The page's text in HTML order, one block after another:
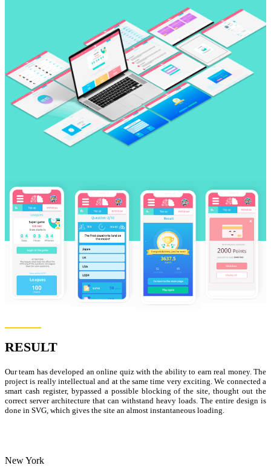
RESULT
Our team has developed an online quiz with the ability to earn real money. The
project is really intellectual and at the same time very exciting. We connected a
smart cash register, bypassed a possible blocking of the site, thought out the
correct server architecture that can withstand heavy loads. The entire design is
done in SVG, which gives the site an almost instantaneous loading.
New York